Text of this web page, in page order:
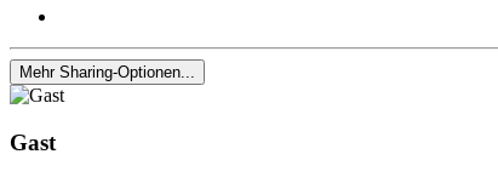
Mehr Sharing-Optionen...
Gast